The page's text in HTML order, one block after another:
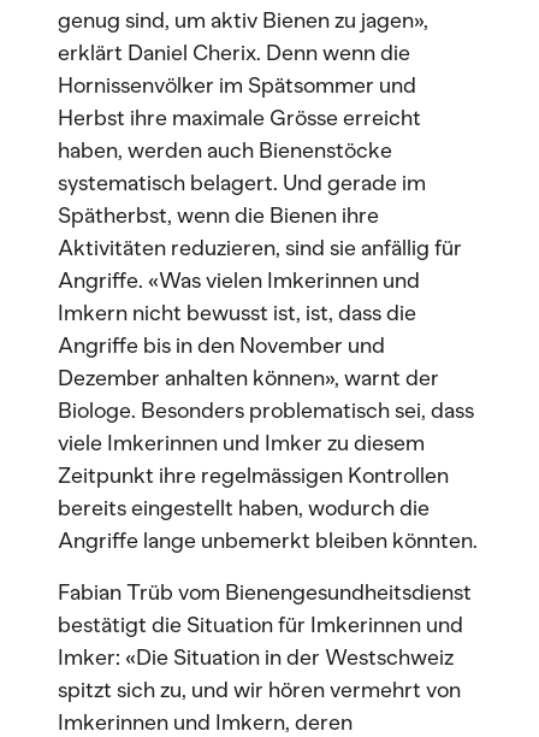
genug sind, um aktiv Bienen zu jagen»,
erklärt Daniel Cherix. Denn wenn die
Hornissenvölker im Spätsommer und
Herbst ihre maximale Grösse erreicht
haben, werden auch Bienenstöcke
systematisch belagert. Und gerade im
Spätherbst, wenn die Bienen ihre
Aktivitäten reduzieren, sind sie anfällig für
Angriffe. «Was vielen Imkerinnen und
Imkern nicht bewusst ist, ist, dass die
Angriffe bis in den November und
Dezember anhalten können», warnt der
Biologe. Besonders problematisch sei, dass
viele Imkerinnen und Imker zu diesem
Zeitpunkt ihre regelmässigen Kontrollen
bereits eingestellt haben, wodurch die
Angriffe lange unbemerkt bleiben könnten.
Fabian Trüb vom Bienengesundheitsdienst
bestätigt die Situation für Imkerinnen und
Imker: «Die Situation in der Westschweiz
spitzt sich zu, und wir hören vermehrt von
Imkerinnen und Imkern, deren